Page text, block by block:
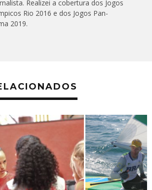
Realizei a cobertura dos Jogos
Rio 2016 e dos Jogos Pan-
2019.